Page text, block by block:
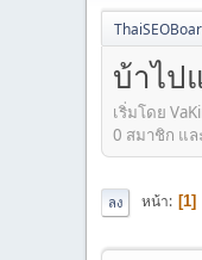
บ้าไป
เริ่มโดย
0 สมาชิก แล
ลง หน้า 1